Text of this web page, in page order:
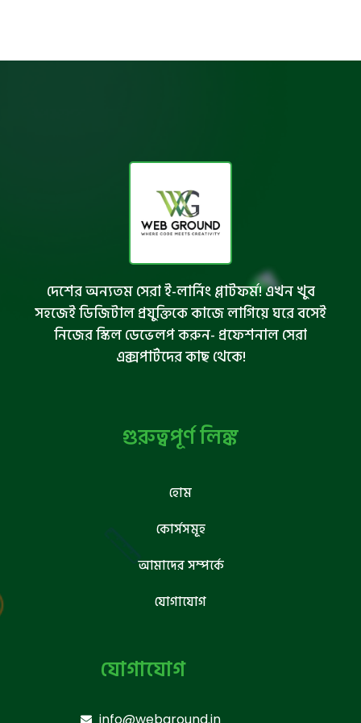
দেশের অন্যতম সেরা ই-লার্নিং প্লাটফর্ম! এখন খুব
সহজেই ডিজিটাল প্রযুক্তিকে কাজে লাগিয়ে ঘরে বসেই
নিজের স্কিল ডেভেলপ করুন- প্রফেশনাল সেরা
এক্সপার্টদের কাছ থেকে!
গুরুত্বপূর্ণ লিঙ্ক
হোম
কোর্সসমূহ
আমাদের সম্পর্কে
যোগাযোগ
যোগাযোগ